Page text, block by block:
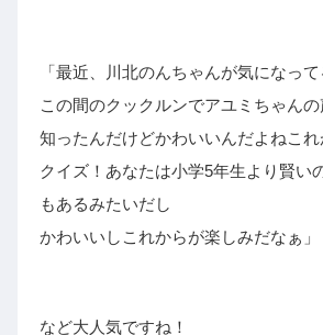
「最近、川北のんちゃんが気になって
この間のクックルンでアユミちゃん
知ったんだけどかわいいんだよねこれ
クイズ！あなたは小学5年生より賢い
もあるみたいだし
かわいいしこれからが楽しみだなぁ」
など大人気ですね！